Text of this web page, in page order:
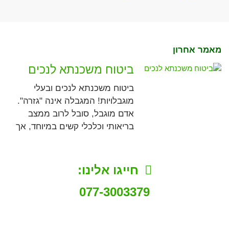
מאמר אחרון
ביטוח משכנתא לנכים
ביטוח משכנתא לנכים ובעלי
מוגבלויות! המגבלה אינה "גזרה".
אדם מוגבל, סובל לרוב ממצב
בריאותי וכלכלי קשים במיוחד, אך
חייגו אלינו:
077-3003379